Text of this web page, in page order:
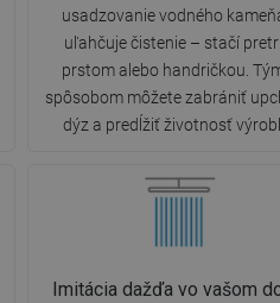
usadzovanie vodného
uľahčuje čistenie – stačí
prstom alebo handričkou.
spôsobom môžete zabrániť
dýz a predĺžiť životnosť
Imitácia dažďa vo vašom